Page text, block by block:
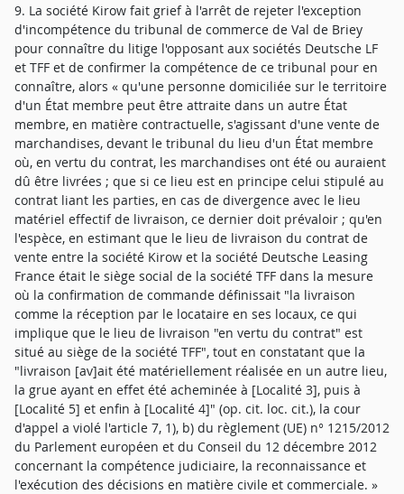
9. La société Kirow fait grief à l'arrêt de rejeter l'exception
d'incompétence du tribunal de commerce de Val de Briey
pour connaître du litige l'opposant aux sociétés Deutsche LF
et TFF et de confirmer la compétence de ce tribunal pour en
connaître, alors « qu'une personne domiciliée sur le territoire
d'un État membre peut être attraite dans un autre État
membre, en matière contractuelle, s'agissant d'une vente de
marchandises, devant le tribunal du lieu d'un État membre
où, en vertu du contrat, les marchandises ont été ou auraient
dû être livrées ; que si ce lieu est en principe celui stipulé au
contrat liant les parties, en cas de divergence avec le lieu
matériel effectif de livraison, ce dernier doit prévaloir ; qu'en
l'espèce, en estimant que le lieu de livraison du contrat de
vente entre la société Kirow et la société Deutsche Leasing
France était le siège social de la société TFF dans la mesure
où la confirmation de commande définissait "la livraison
comme la réception par le locataire en ses locaux, ce qui
implique que le lieu de livraison "en vertu du contrat" est
situé au siège de la société TFF", tout en constatant que la
"livraison [av]ait été matériellement réalisée en un autre lieu,
la grue ayant en effet été acheminée à [Localité 3], puis à
[Localité 5] et enfin à [Localité 4]" (op. cit. loc. cit.), la cour
d'appel a violé l'article 7, 1), b) du règlement (UE) n° 1215/2012
du Parlement européen et du Conseil du 12 décembre 2012
concernant la compétence judiciaire, la reconnaissance et
l'exécution des décisions en matière civile et commerciale. »